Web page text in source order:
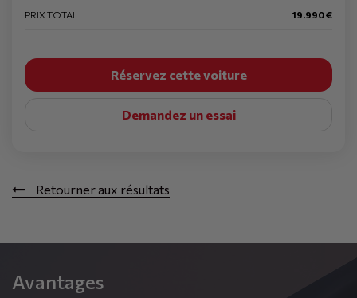
PRIX TOTAL 19.990 €
Réservez cette voiture
Demandez un essai
Retourner aux résultats
Avantages